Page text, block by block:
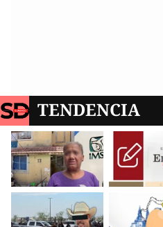
TENDENCIA